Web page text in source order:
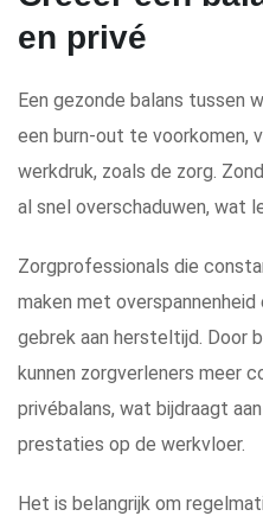
en privé
Een gezonde balans tussen
een burn-out te voorkomen,
werkdruk, zoals de zorg.
al snel overschaduwen, wat
Zorgprofessionals die
maken met
gebrek aan hersteltijd. Door
kunnen zorgverleners meer
privébalans, wat bijdraagt
prestaties op de werkvloer.
Het is belangrijk om